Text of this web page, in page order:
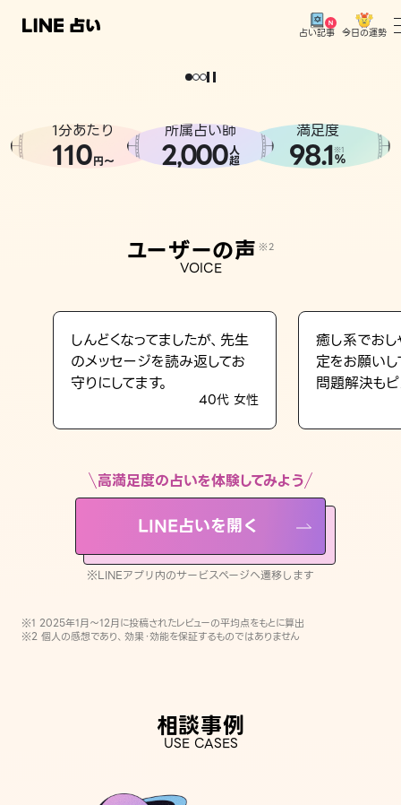
占い記事 今日の運勢
相談事例
LINE占いを開く
※LINEアプリ内のサービスページへ遷移します
どうせなら
。
1分あたり
110円〜
所属占い師
2,000人
超
満足度
98.1※1
%
ユーザーの声 ※2
VOICE
しんどくなってましたが、先生
のメッセージを読み返してお
守りにしてます。
40代 女性
癒し系でおし
定をお願い
問題解決もピ
高満足度の占いを体験してみよう
LINE占いを開く
※LINEアプリ内のサービスページへ遷移します
※1 2025年1月〜12月に投稿されたレビューの平均点をもとに算出
※2 個人の感想であり、効果・効能を保証するものではありません
相談事例
USE CASES